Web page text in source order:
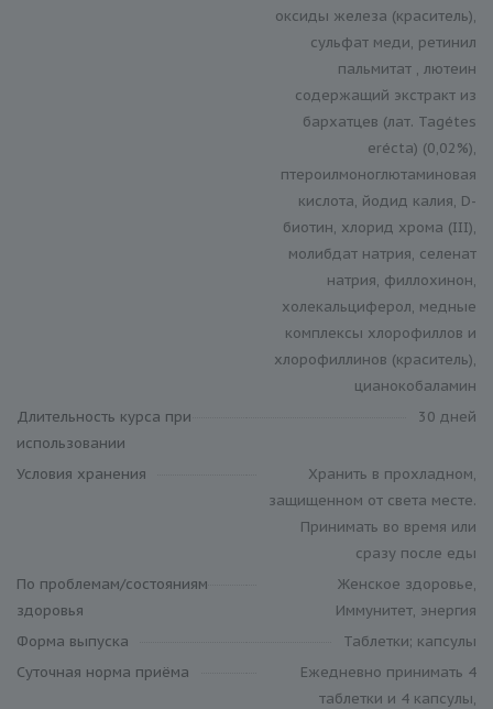
оксиды железа (краситель),
сульфат меди, ретинил
пальмитат , лютеин
содержащий экстракт из
бархатцев (лат. Tagétes
erécta) (0,02%),
птероилмоноглютаминовая
кислота, йодид калия, D-
биотин, хлорид хрома (III),
молибдат натрия, селенат
натрия, филлохинон,
холекальциферол, медные
комплексы хлорофиллов и
хлорофиллинов (краситель),
цианокобаламин
Длительность курса при
использовании
30 дней
Условия хранения
Хранить в прохладном,
защищенном от света месте.
Принимать во время или
сразу после еды
По проблемам/состояниям
здоровья
Женское здоровье,
Иммунитет, энергия
Форма выпуска
Таблетки; капсулы
Суточная норма приёма
Ежедневно принимать 4
таблетки и 4 капсулы,